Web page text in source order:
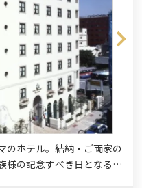
のホテル。結納・ご両家の
様の記念すべき日となるよ